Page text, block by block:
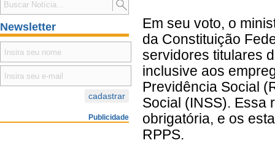
Newsletter
Publicidade
Em seu voto, o
da Constituição
servidores titulares
inclusive aos
Previdência Social
Social (INSS). Essa
obrigatória, e os
RPPS.